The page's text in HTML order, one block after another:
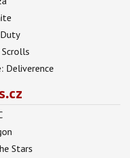
Deliverence
Stars